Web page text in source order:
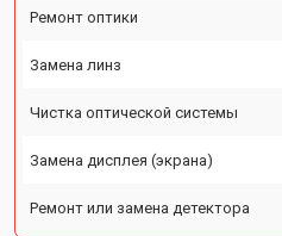
Ремонт оптики
Замена линз
Чистка оптической системы
Замена дисплея (экрана)
Ремонт или замена детектора